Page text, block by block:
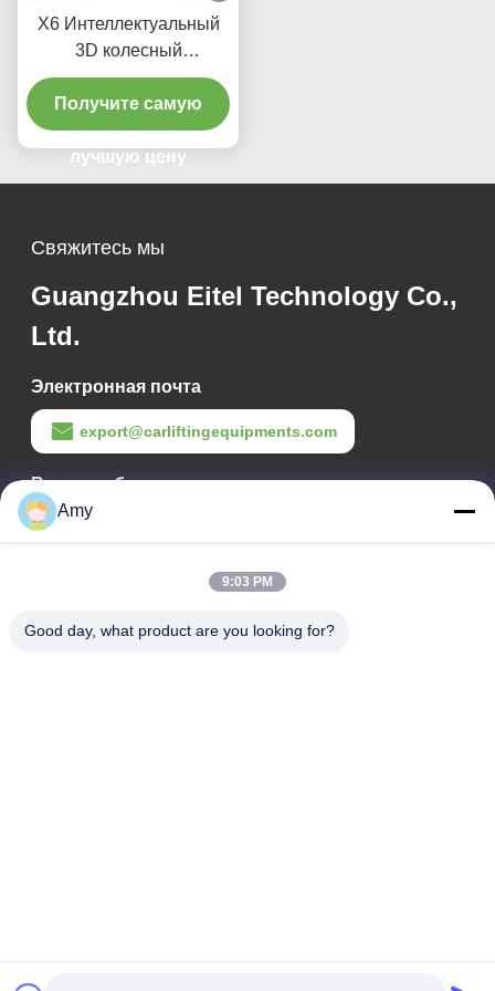
X6 Интеллектуальный
3D колесный
выравниватель
двойных экранов,
отслеживание в
реальном времени и
высокоточные 3D-
Получите самую
лучшую цену
Свяжитесь мы
Guangzhou Eitel Technology Co.,
Ltd.
Электронная почта
export@carliftingequipments.com
Время работы
09:00-18:00
Национальная дорога 106, район Хуаду, город Гуанчжоу
Amy
9:03 PM
Good day, what product are you looking for?